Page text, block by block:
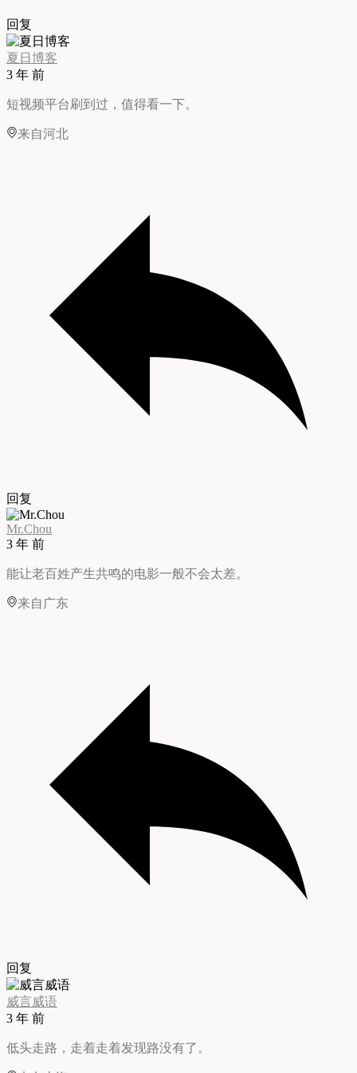
回复
夏日博客
3 年 前
短视频平台刷到过，值得看一下。
来自河北
回复
Mr.Chou
3 年 前
能让老百姓产生共鸣的电影一般不会太差。
来自广东
回复
威言威语
3 年 前
低头走路，走着走着发现路没有了。